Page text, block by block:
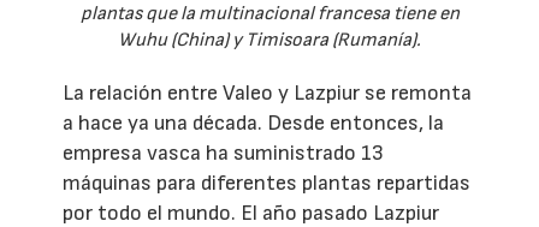
plantas que la multinacional francesa tiene en
Wuhu (China) y Timisoara (Rumanía).
La relación entre Valeo y Lazpiur se remonta
a hace ya una década. Desde entonces, la
empresa vasca ha suministrado 13
máquinas para diferentes plantas repartidas
por todo el mundo. El año pasado Lazpiur